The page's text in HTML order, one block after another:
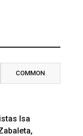
COMMON
Isa